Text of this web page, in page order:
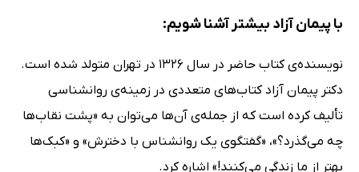
با پیمان آزاد بیشتر آشنا شویم:
نویسنده‌ی کتاب حاضر در سال 1326 در تهران متولد شده است.
دکتر پیمان آزاد کتاب‌های متعددی در زمینه‌ی روانشناسی
تألیف کرده است که از جمله‌ی آن‌ها می‌توان به «پشت نقاب‌ها
چه مى‌گذرد؟»، «گفتگوی یک روانشناس با دخترش» و «کبک‌ها
بهتر از ما زندگی می‌کنند!» اشاره کرد.